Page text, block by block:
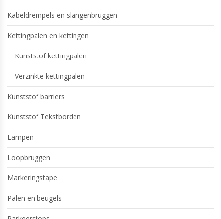
Kabeldrempels en slangenbruggen
Kettingpalen en kettingen
Kunststof kettingpalen
Verzinkte kettingpalen
Kunststof barriers
Kunststof Tekstborden
Lampen
Loopbruggen
Markeringstape
Palen en beugels